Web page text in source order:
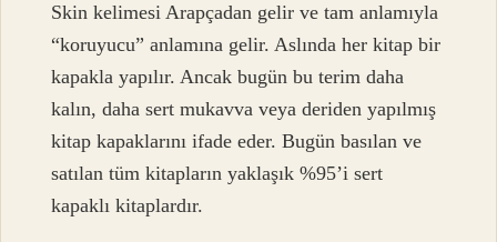
Skin kelimesi Arapçadan gelir ve tam anlamıyla
“koruyucu” anlamına gelir. Aslında her kitap bir
kapakla yapılır. Ancak bugün bu terim daha
kalın, daha sert mukavva veya deriden yapılmış
kitap kapaklarını ifade eder. Bugün basılan ve
satılan tüm kitapların yaklaşık %95’i sert
kapaklı kitaplardır.